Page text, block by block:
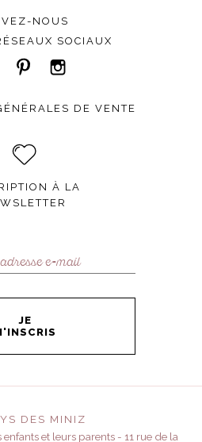
NOUS
SOCIAUX
DE VENTE
À LA
JE
DES MINIZ
et leurs parents - 11 rue de la